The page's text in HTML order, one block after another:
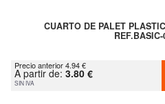
CUARTO DE PALET
Precio anterior 4.94 €
A partir de: 3.80 €
SIN IVA